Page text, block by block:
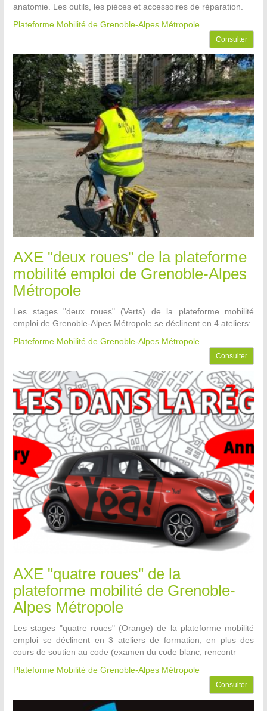
anatomie. Les outils, les pièces et accessoires de réparation.
Plateforme Mobilité de Grenoble-Alpes Métropole
Consulter
AXE "deux roues" de la plateforme
mobilité emploi de Grenoble-Alpes
Métropole
Les stages "deux roues" (Verts) de la plateforme mobilité
emploi de Grenoble-Alpes Métropole se déclinent en 4 ateliers:
Plateforme Mobilité de Grenoble-Alpes Métropole
Consulter
AXE "quatre roues" de la
plateforme mobilité de Grenoble-
Alpes Métropole
Les stages "quatre roues" (Orange) de la plateforme mobilité
emploi se déclinent en 3 ateliers de formation, en plus des
cours de soutien au code (examen du code blanc, rencontr
Plateforme Mobilité de Grenoble-Alpes Métropole
Consulter